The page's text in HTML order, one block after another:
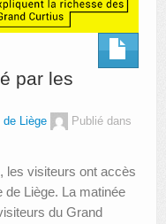
par les
de Liège
Publié dans
les visiteurs ont accès
de Liège. La matinée
du Grand